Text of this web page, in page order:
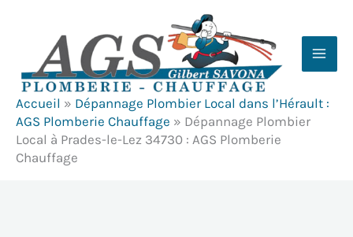
contenu
Accueil » Dépannage Plombier Local dans l’Hérault :
AGS Plomberie Chauffage » Dépannage Plombier
Local à Prades-le-Lez 34730 : AGS Plomberie
Chauffage